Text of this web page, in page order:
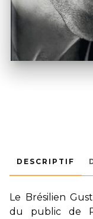
DESCRIPTIF
Le Brésilien
du public de